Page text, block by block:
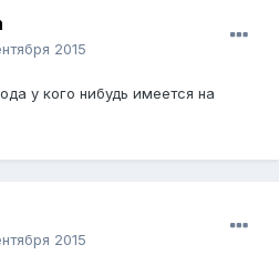
2015
у кого нибудь имеется на
2015